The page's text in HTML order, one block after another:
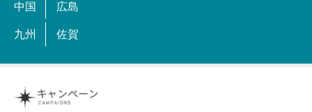
中国 広島
九州 佐賀